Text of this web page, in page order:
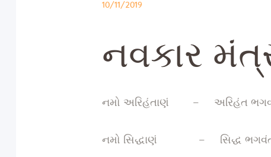
10/11/2019
નવકાર
નમો અરિહંતાણં – અરિહંત
નમો સિદ્ધાણં – સિદ્ધ